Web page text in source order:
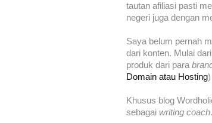
tautan afiliasi pasti
negeri juga dengan
Saya belum pernah
dari konten. Mulai dari
produk dari para
Domain atau Hosting)
Khusus blog
sebagai writing coach